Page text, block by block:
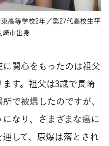
高等学校2年／第27代高校生平
崎市出身
関心をもったのは祖父
す。祖父は3歳で長崎
で被爆したのですが、
なり、さまざまな癌に
して、原爆は落とされ